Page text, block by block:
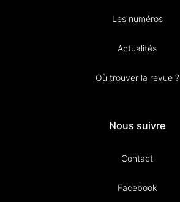
Les numéros
Actualités
Où trouver la revue ?
Nous suivre
Contact
Facebook